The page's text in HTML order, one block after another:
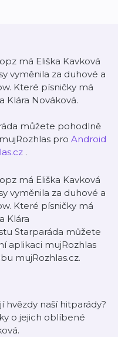
má Eliška Kavková
vyměnila za duhové a
Které písničky má
Klára Nováková.
můžete pohodlně
pro Android
.
má Eliška Kavková
vyměnila za duhové a
Které písničky má
Klára
Starparáda můžete
aplikaci mujRozhlas
mujRozhlas.cz.
hvězdy naší hitparády?
o jejich oblíbené